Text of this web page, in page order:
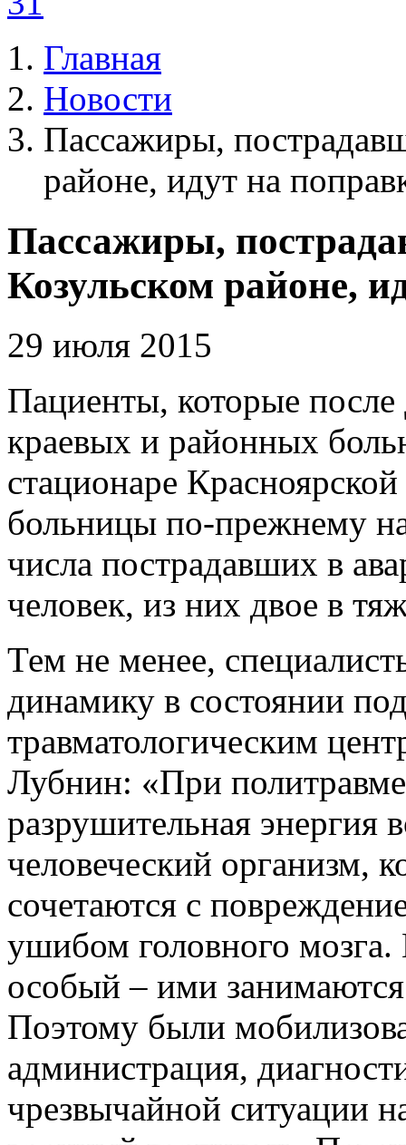
Главная
Новости
Пассажиры,
районе, идут на
Пассажиры,
Козульском районе,
29 июля 2015
Пациенты, которые
краевых и районных
стационаре
больницы по-прежнему
числа пострадавших в
человек, из них двое в
Тем не менее,
динамику в состоянии
травматологическим
Лубнин: «При
разрушительная энергия
человеческий организм,
сочетаются с
ушибом головного
особый – ими
Поэтому были
администрация,
чрезвычайной ситуации